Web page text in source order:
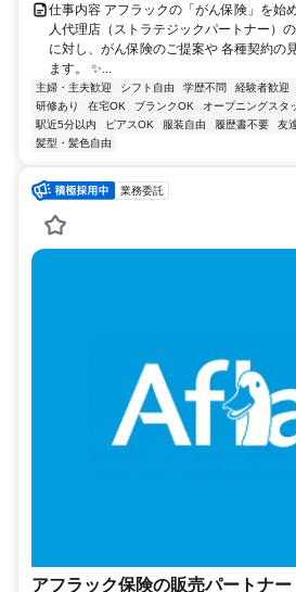
仕事内容 アフラックの「がん保険」を始
人代理店（ストラテジックパートナー）
に対し、がん保険のご提案や 各種契約の
ます。 ✨...
主婦・主夫歓迎 シフト自由 学歴不問 経験者歓迎
研修あり
在宅OK ブランクOK オープニングスタ
駅近5分以内
ピアスOK 服装自由 履歴書不要 友
髪型・髪色自由
業務委託
アフラック保険の販売パートナー